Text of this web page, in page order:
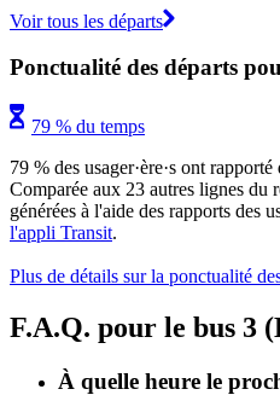
Voir tous les départs
Ponctualité des départs
79 % du temps
79 % des usager·ère·s ont
Comparée aux 23 autres lignes du
générées à l'aide des rapports des
l'appli Transit.
Plus de détails sur la ponctualité
F.A.Q. pour le bus 3
À quelle heure le